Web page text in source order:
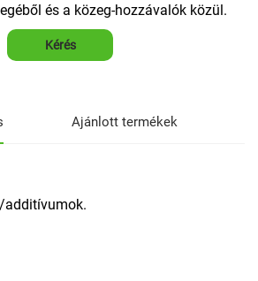
és a közeg-hozzávalók közül.
Kérés
Ajánlott termékek
additívumok.